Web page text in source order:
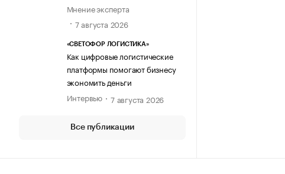
Мнение эксперта
7 августа 2026
«СВЕТОФОР ЛОГИСТИКА»
Как цифровые логистические
платформы помогают бизнесу
экономить деньги
Интервью
7 августа 2026
Все публикации